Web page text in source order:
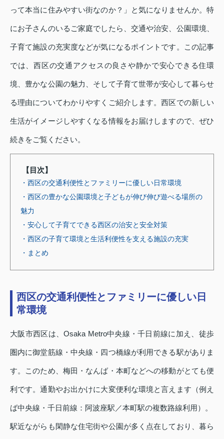
って本当に住みやすい街なのか？」と気になりませんか。特
にお子さんのいるご家庭でしたら、交通や治安、公園環境、
子育て施設の充実度などが気になるポイントです。この記事
では、西区の交通アクセスの良さや静かで安心できる住環
境、豊かな公園の魅力、そして子育て世帯が安心して暮らせ
る理由についてわかりやすくご紹介します。西区での新しい
生活がイメージしやすくなる情報をお届けしますので、ぜひ
続きをご覧ください。
【目次】
・西区の交通利便性とファミリーに優しい日常環境
・西区の豊かな公園環境と子どもが伸び伸び遊べる場所の
魅力
・安心して子育てできる西区の治安と安全対策
・西区の子育て環境と生活利便性を支える施設の充実
・まとめ
西区の交通利便性とファミリーに優しい日
常環境
大阪市西区は、Osaka Metro中央線・千日前線に加え、徒歩
圏内に御堂筋線・中央線・四つ橋線が利用できる駅がありま
す。このため、梅田・なんば・本町などへの移動がとても便
利です。通勤やお出かけに大変便利な環境と言えます（例え
ば中央線・千日前線：阿波座駅／本町駅の複数路線利用）。
駅近ながらも閑静な住宅街や公園が多く点在しており、暮ら